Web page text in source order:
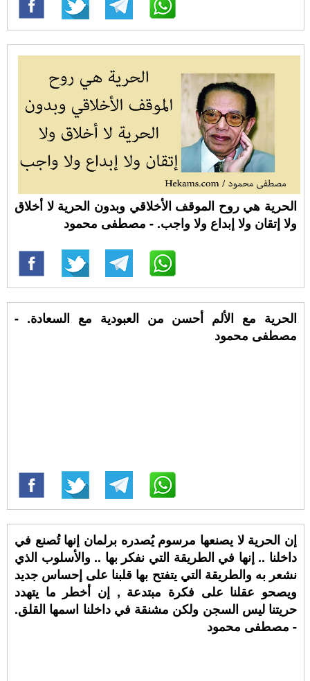
الحرية هي روح الموقف الأخلاقي وبدون الحرية لا أخلاق
ولا إتقان ولا إبداع ولا واجب. - مصطفى محمود
الحرية مع الألم أحسن من العبودية مع السعادة. -
مصطفى محمود
إن الحرية لا يصنعها مرسوم يُصدره برلمان إنها تُصنع في
داخلنا .. إنها في الطريقة التي نفكر بها .. والأسلوب الذي
نشعر به والطريقة التي يتفتح بها قلبنا على إحساس جديد
ويصحو عقلنا على فكرة مبتدعة , إن أخطر ما يتهدد
حريتنا ليس السجن ولكن مشنقة في داخلنا اسمها القلق.
- مصطفى محمود